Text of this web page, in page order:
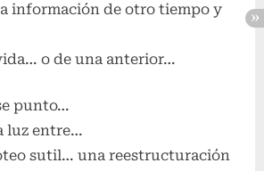
información de otro tiempo y
o de una anterior…
punto…
luz entre…
sutil… una reestructuración